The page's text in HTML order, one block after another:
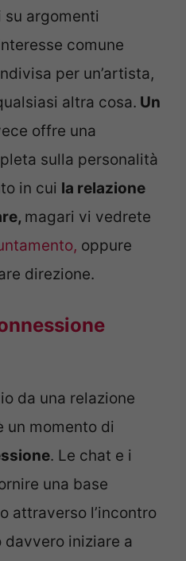
argomenti
comune
per un’artista,
altra cosa. Un
offre una
sulla personalità
in cui la relazione
magari vi vedrete
oppure
direzione.
da una relazione
un momento di
. Le chat e i
una base
attraverso l’incontro
davvero iniziare a